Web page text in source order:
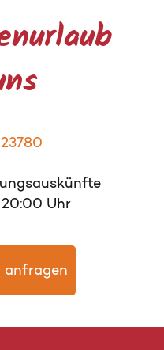
Uhr
anfragen